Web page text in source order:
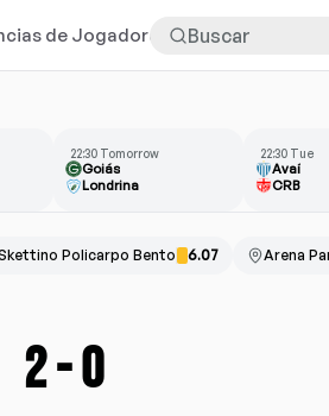
de Jogadores Mais
22:30 Tomorrow
Goiás
Londrina
22:30 Tue
Avaí
CRB
Policarpo Bento 6.07 Arena
2-0